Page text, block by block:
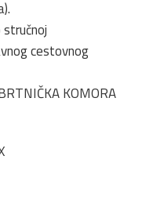
cestovnog
KOMORA